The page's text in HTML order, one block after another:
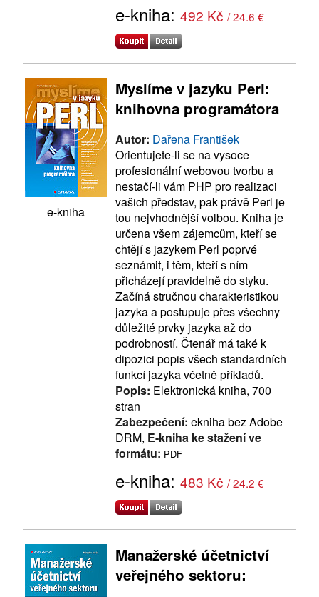
e-kniha: 492 Kč / 24.6 €
e-kniha
Myslíme v jazyku Perl:
knihovna programátora
Autor: Dařena František
Orientujete-li se na vysoce
profesionální webovou tvorbu a
nestačí-li vám PHP pro realizaci
vašich představ, pak právě Perl je
tou nejvhodnější volbou. Kniha je
určena všem zájemcům, kteří se
chtějí s jazykem Perl poprvé
seznámit, i těm, kteří s ním
přicházejí pravidelně do styku.
Začíná stručnou charakteristikou
jazyka a postupuje přes všechny
důležité prvky jazyka až do
podrobností. Čtenář má také k
dipozici popis všech standardních
funkcí jazyka včetně příkladů.
Popis: Elektronická kniha, 700
stran
Zabezpečení: ekniha bez Adobe
DRM, E-kniha ke stažení ve
formátu: PDF
e-kniha: 483 Kč / 24.2 €
Manažerské účetnictví
veřejného sektoru: